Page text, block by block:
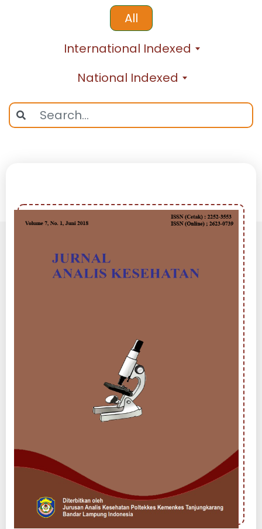
All
International Indexed
National Indexed